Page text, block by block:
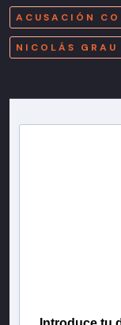
ACUSACIÓN
NICOLÁS GRAU